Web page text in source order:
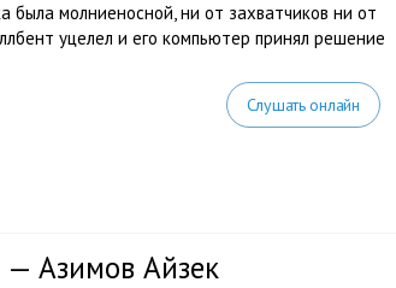
была молниеносной, ни от захватчиков ни от
уцелел и его компьютер принял решение
Слушать онлайн
Азимов Айзек